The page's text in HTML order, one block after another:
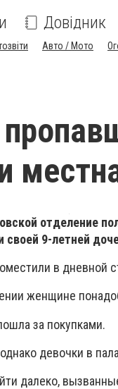
Довідник
Авто / Мото
отделение
своей 9-летней
в дневной
женщине
за покупками.
девочки в
далеко,